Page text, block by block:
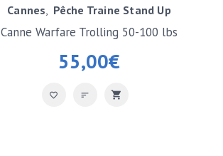
Cannes Pêche Traine Stand Up
55,00€
Canne Warfare Trolling 50-100 lbs